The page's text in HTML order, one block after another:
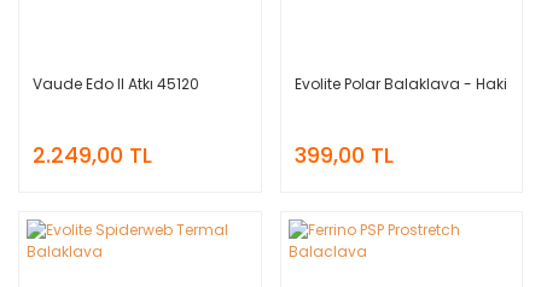
Vaude Edo II Atkı 45120
2.249,00 TL
Evolite Polar Balaklava - Haki
399,00 TL